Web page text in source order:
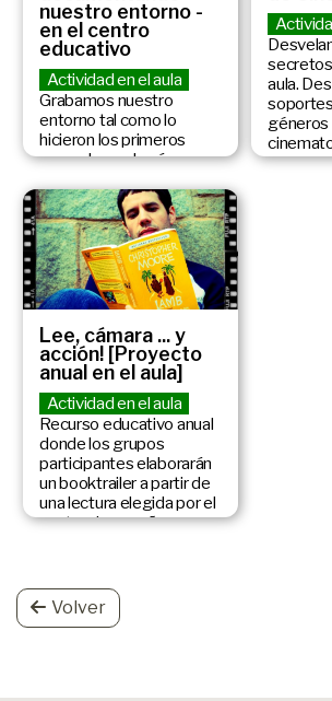
nuestro entorno -
en el centro
educativo
Actividad en el aula
Grabamos nuestro
entorno tal como lo
hicieron los primeros
operadores de cámara
realidad en movimiento.
secretos
aula.
géneros
oficios
Lee, cámara ... y
acción! [Proyecto
anual en el aula]
Actividad en el aula
Recurso educativo anual
donde los grupos
participantes elaborarán
un booktrailer a partir de
una lectura elegida por el
centro de enseñanza.
Volver